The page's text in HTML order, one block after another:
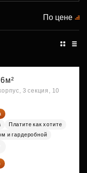
По цене
3 секция, 10
Платите как хотите
и гардеробной